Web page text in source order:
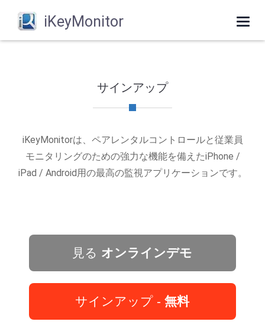
iKeyMonitor
サインアップ
iKeyMonitorは、ペアレンタルコントロールと従業員
モニタリングのための強力な機能を備えたiPhone /
iPad / Android用の最高の監視アプリケーションです。
見る オンラインデモ
サインアップ -無料